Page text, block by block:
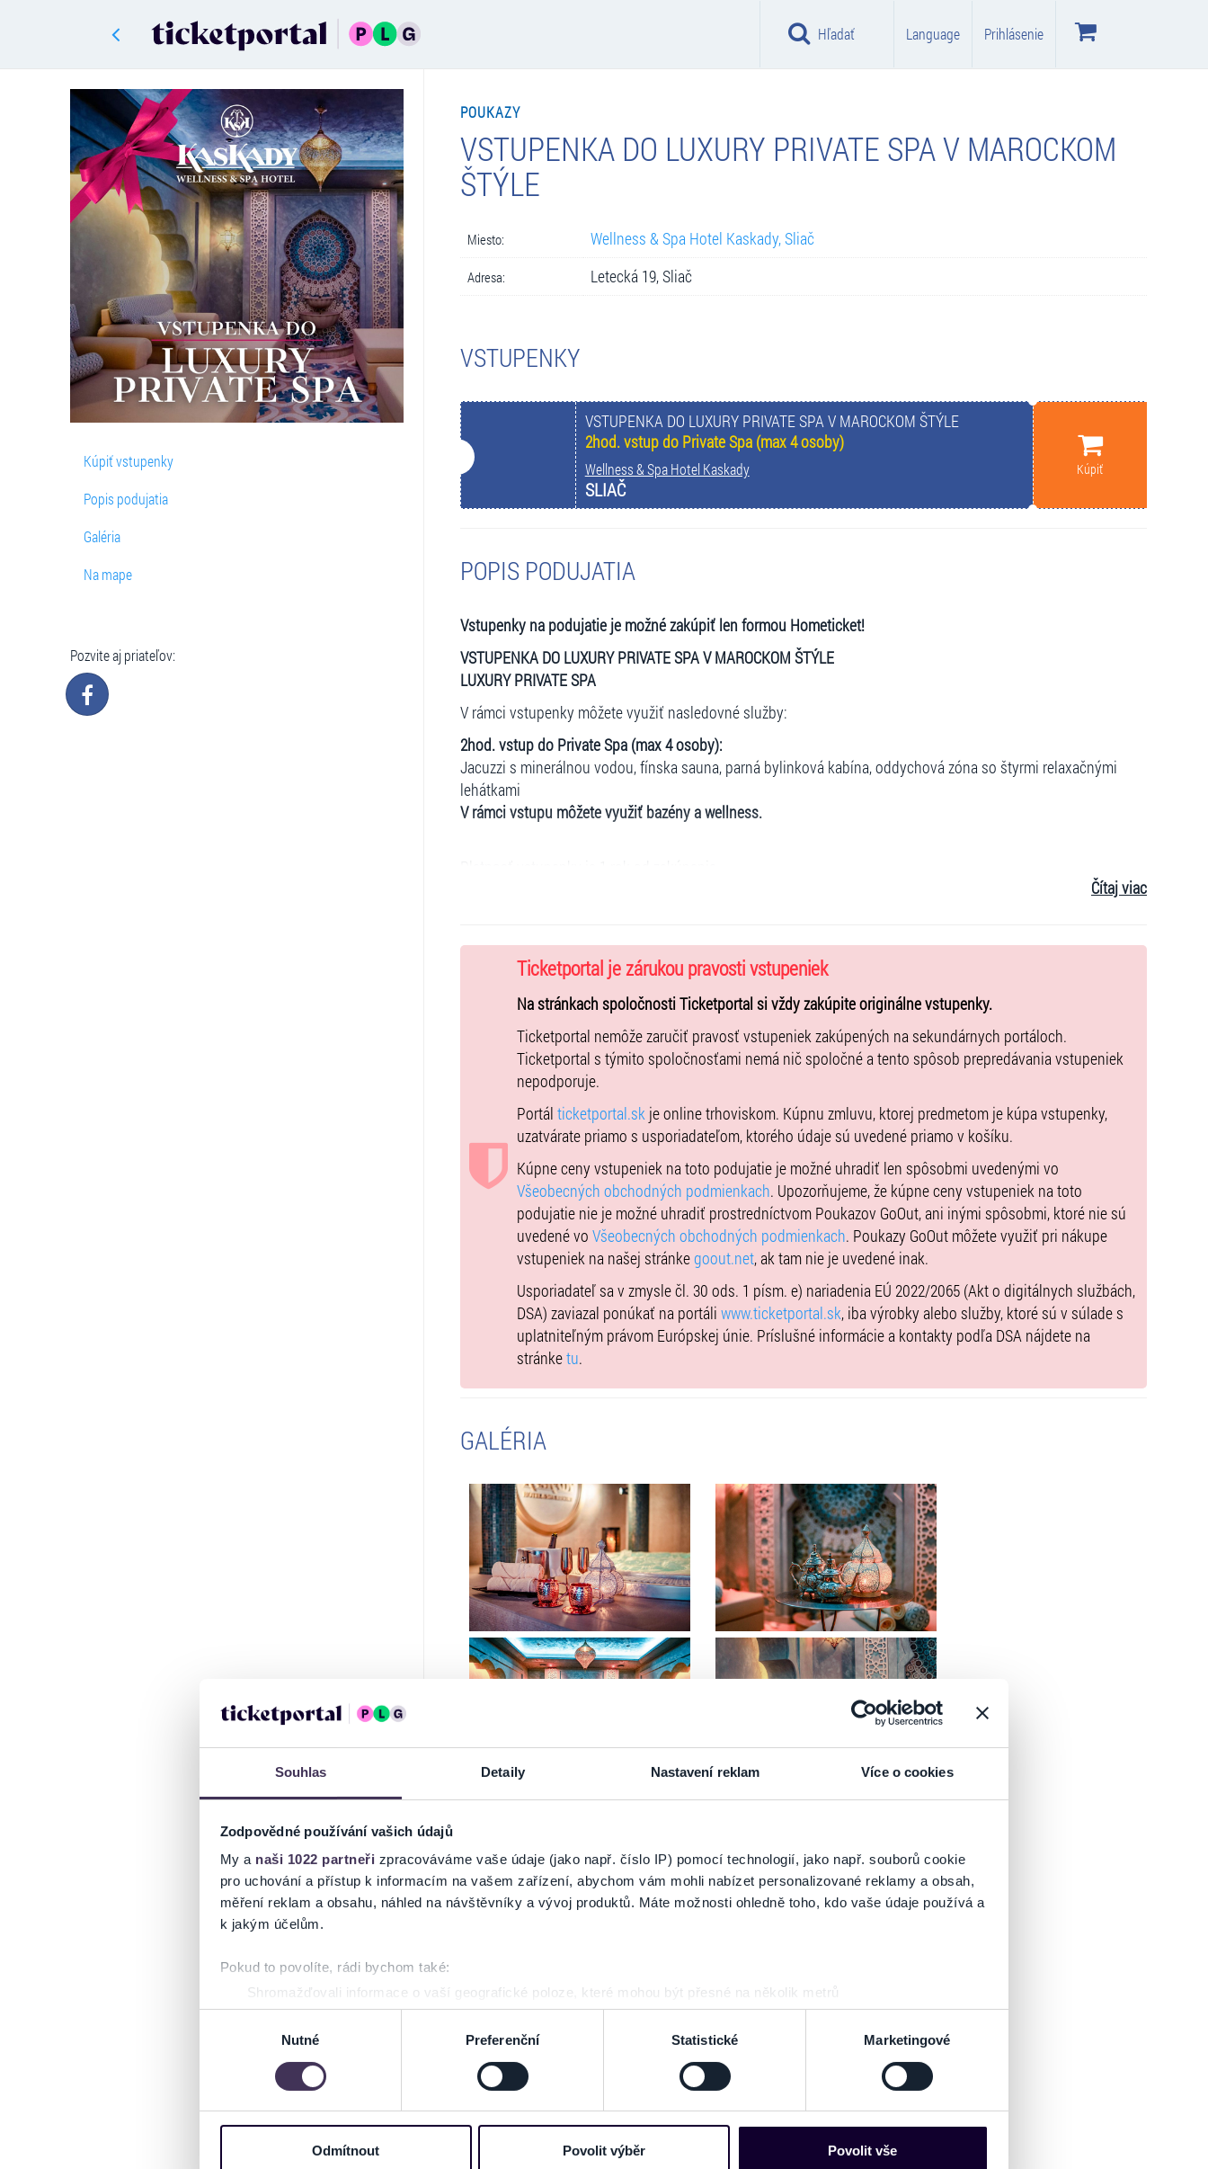
Souhlas Detaily Nastavení reklam Více o cookies
Zodpovědné používání vašich údajů
My a naši 1022 partneři zpracováváme vaše údaje (jako např. číslo IP) pomocí technologií, jako např. souborů cookie
pro uchování a přístup k informacím na vašem zařízení, abychom vám mohli nabízet personalizované reklamy a obsah,
měření reklam a obsahu, náhled na návštěvníky a vývoj produktů. Máte možnosti ohledně toho, kdo vaše údaje používá a
k jakým účelům.
Pokud to povolíte, rádi bychom také:
Shromažďovali informace o vaší geografické poloze, které mohou být přesné na několik metrů
Identifikovali vaše zařízení pomocí aktivního skenování pro konkrétní charakteristiky (otisk prstu)
Zjistěte více o tom, jak zpracováváme vaše osobní údaje, a nastavte si předvolby v
části s podrobnostmi. Svůj souhlas
můžete kdykoliv změnit nebo odvolat v části Prohlášení o souborech cookie.
informace o vašem zařízení nebo vaší aktivitě na našich webových stránkách. Tyto informace mohou představovat
osobní údaje. Získané informace používáme např. k analýze návštěvnosti webu nebo k personalizaci obsahu a reklam.
Nutné Preferenční Statistické Marketingové
Odmítnout Povolit výběr Povolit vše
Hľadať Language Prihlásenie
Kúpiť vstupenky
Popis podujatia
Galéria
Na mape
Pozvite aj priateľov:
POUKAZY
VSTUPENKA DO LUXURY PRIVATE SPA V MAROCKOM
ŠTÝLE
Miesto: Wellness & Spa Hotel Kaskady, Sliač
Adresa: Letecká 19, Sliač
VSTUPENKY
VSTUPENKA DO LUXURY PRIVATE SPA V MAROCKOM ŠTÝLE
2hod. vstup do Private Spa (max 4 osoby)
Wellness & Spa Hotel Kaskady
SLIAČ
Kúpiť
POPIS PODUJATIA
Vstupenky na podujatie je možné zakúpiť len formou Hometicket!
VSTUPENKA DO LUXURY PRIVATE SPA V MAROCKOM ŠTÝLE
LUXURY PRIVATE SPA
V rámci vstupenky môžete využiť nasledovné služby:
2hod. vstup do Private Spa (max 4 osoby):
Jacuzzi s minerálnou vodou, fínska sauna, parná bylinková kabína, oddychová zóna so štyrmi relaxačnými
lehátkami
V rámci vstupu môžete využiť bazény a wellness.
Rezervácia termínu pri pobyte:
Čítaj viac
Ticketportal je zárukou pravosti vstupeniek
Na stránkach spoločnosti Ticketportal si vždy zakúpite originálne vstupenky.
Ticketportal nemôže zaručiť pravosť vstupeniek zakúpených na sekundárnych portáloch.
Ticketportal s týmito spoločnosťami nemá nič spoločné a tento spôsob prepredávania vstupeniek
nepodporuje.
Portál ticketportal.skje online trhoviskom. Kúpnu zmluvu, ktorej predmetom je kúpa vstupenky,
uzatvárate priamo s usporiadateľom, ktorého údaje sú uvedené priamo v košíku.
Kúpne ceny vstupeniek na toto podujatie je možné uhradiť len spôsobmi uvedenými vo
Všeobecných obchodných podmienkach. Upozorňujeme, že kúpne ceny vstupeniek na toto
podujatie nie je možné uhradiť prostredníctvom Poukazov GoOut, ani inými spôsobmi, ktoré nie sú
uvedené vo Všeobecných obchodných podmienkach. Poukazy GoOut môžete využiť pri nákupe
vstupeniek na našej stránkegoout.net, ak tam nie je uvedené inak.
Usporiadateľ sa v zmysle čl. 30 ods. 1 písm. e) nariadenia EÚ 2022/2065 (Akt o digitálnych službách,
DSA) zaviazal ponúkať na portáli www.ticketportal.sk, iba výrobky alebo služby, ktoré sú v súlade s
uplatniteľným právom Európskej únie. Príslušné informácie a kontakty podľa DSA nájdete na
stránketu.
GALÉRIA